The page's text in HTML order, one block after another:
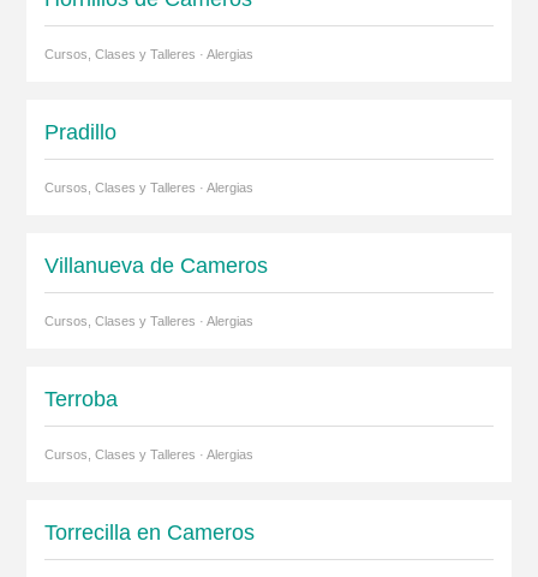
Cursos, Clases y Talleres · Alergias
Pradillo
Cursos, Clases y Talleres · Alergias
Villanueva de Cameros
Cursos, Clases y Talleres · Alergias
Terroba
Cursos, Clases y Talleres · Alergias
Torrecilla en Cameros